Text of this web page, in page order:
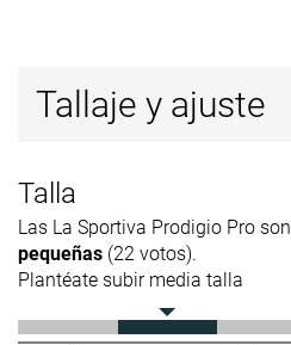
Tallaje y ajuste
Talla
Las La Sportiva Prodigio Pro son
pequeñas (22 votos).
Plantéate subir media talla